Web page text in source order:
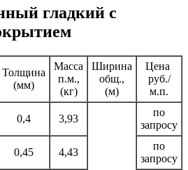
гладкий с
Толщина
(мм)
Масса
п.м.,
(кг)
Ширина
общ.,
(м)
Цена
руб./
м.п.
0,4 3,93
по
запросу
0,45 4,43
по
запросу